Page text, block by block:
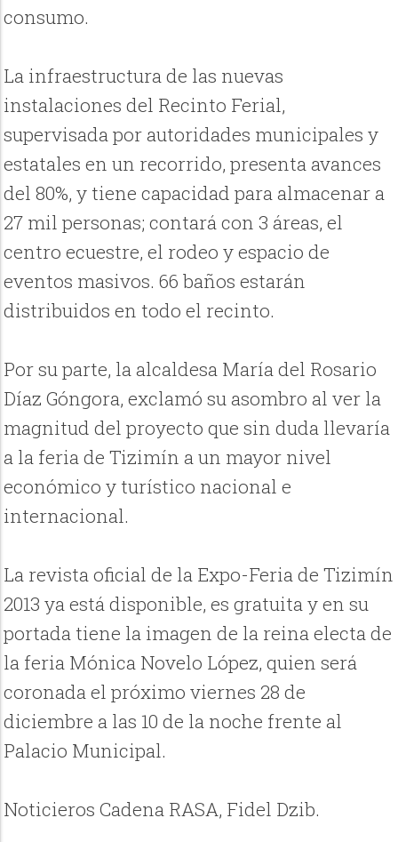
consumo.
La infraestructura de las nuevas
instalaciones del Recinto Ferial,
supervisada por autoridades municipales y
estatales en un recorrido, presenta avances
del 80%, y tiene capacidad para almacenar a
27 mil personas; contará con 3 áreas, el
centro ecuestre, el rodeo y espacio de
eventos masivos. 66 baños estarán
distribuidos en todo el recinto.
Por su parte, la alcaldesa María del Rosario
Díaz Góngora, exclamó su asombro al ver la
magnitud del proyecto que sin duda llevaría
a la feria de Tizimín a un mayor nivel
económico y turístico nacional e
internacional.
La revista oficial de la Expo-Feria de Tizimín
2013 ya está disponible, es gratuita y en su
portada tiene la imagen de la reina electa de
la feria Mónica Novelo López, quien será
coronada el próximo viernes 28 de
diciembre a las 10 de la noche frente al
Palacio Municipal.
Noticieros Cadena RASA, Fidel Dzib.